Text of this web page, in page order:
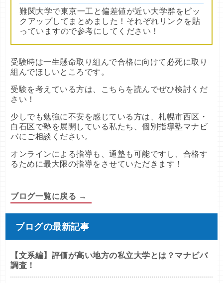
難関大学で東京一工と偏差値が近い大学群をピッ
クアップしてまとめました！それぞれリンクを貼
っていますので参考にしてください！
受験時は一生懸命取り組んで合格に向けて必死に取り
組んでほしいところです。
受験を考えている方は、こちらを読んでぜひ検討くだ
さい！
少しでも勉強に不安を感じている方は、札幌市西区・
白石区で塾を展開している私たち、個別指導塾マナビ
バにご相談ください。
オンラインによる指導も、通塾も可能ですし、合格す
るために最大限の指導をさせていただきます！
ブログ一覧に戻る →
ブログの最新記事
【文系編】評価が高い地方の私立大学とは？マナビバ
調査！